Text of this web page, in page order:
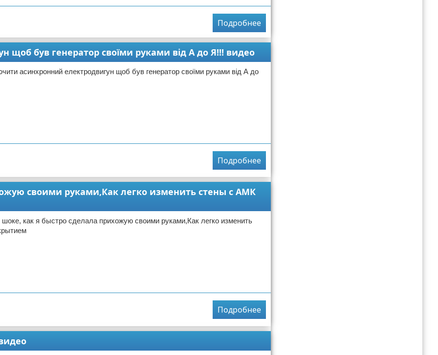
Подробнее
щоб був генератор своїми руками від А до Я!!! видео
асинхронний електродвигун щоб був генератор своїми руками від А до
Подробнее
своими руками,Как легко изменить стены с АМК
как я быстро сделала прихожую своими руками,Как легко изменить
Подробнее